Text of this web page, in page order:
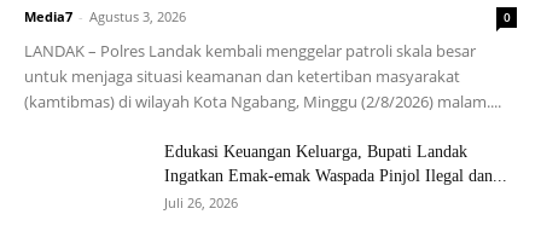
Media7 - Agustus 3, 2026 0
LANDAK – Polres Landak kembali menggelar patroli skala besar
untuk menjaga situasi keamanan dan ketertiban masyarakat
(kamtibmas) di wilayah Kota Ngabang, Minggu (2/8/2026) malam....
Edukasi Keuangan Keluarga, Bupati Landak
Ingatkan Emak-emak Waspada Pinjol Ilegal dan...
Juli 26, 2026